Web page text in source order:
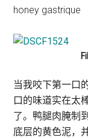
honey gastrique
当我咬下第一口
口的味道实在太
了。鸭腿肉腌制
底层的黄色泥，